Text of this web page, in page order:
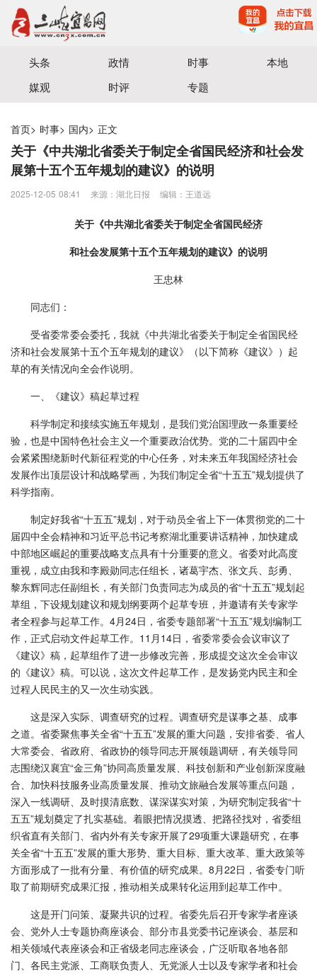
宜昌三峡融媒体中心主办
头条 政情 时事
本地
媒观
时评 专题
首页> 时事> 国内> 正文
关于《中共湖北省委关于制定全省国民经济和社会发
展第十五个五年规划的建议》的说明
2025-12-05 08:41 来源：湖北日报 编辑：王道远
关于《中共湖北省委关于制定全省国民经济
和社会发展第十五个五年规划的建议》的说明
王忠林
同志们：
受省委常委会委托，我就《中共湖北省委关于制定全省国民经
济和社会发展第十五个五年规划的建议》（以下简称《建议》）起
草的有关情况向全会作说明。
一、《建议》稿起草过程
科学制定和接续实施五年规划，是我们党治国理政一条重要经
验，也是中国特色社会主义一个重要政治优势。党的二十届四中全
会紧紧围绕新时代新征程党的中心任务，对未来五年我国经济社会
发展作出顶层设计和战略擘画，为我们制定全省“十五五”规划提供了
科学指南。
制定好我省“十五五”规划，对于动员全省上下一体贯彻党的二十
届四中全会精神和习近平总书记考察湖北重要讲话精神，加快建成
中部地区崛起的重要战略支点具有十分重要的意义。省委对此高度
重视，成立由我和李殿勋同志任组长，诸葛宇杰、张文兵、彭勇、
黎东辉同志任副组长，有关部门负责同志为成员的省“十五五”规划起
草组，下设规划建议和规划纲要两个起草专班，并邀请有关专家学
者全程参与起草工作。4月24日，省委专题部署“十五五”规划编制工
作，正式启动文件起草工作。11月14日，省委常委会会议审议了
《建议》稿，起草组作了进一步修改完善，形成提交这次全会审议
的《建议》稿。可以说，这次文件起草工作，是发扬党内民主和全
过程人民民主的又一次生动实践。
这是深入实际、调查研究的过程。调查研究是谋事之基、成事
之道。省委聚焦事关全省“十五五”发展的重大问题，安排省委、省人
大常委会、省政府、省政协的领导同志开展领题调研，有关领导同
志围绕汉襄宜“金三角”协同高质量发展、科技创新和产业创新深度融
合、加快科技服务业高质量发展、推动文旅融合发展等重点问题，
深入一线调研、及时摸清底数、谋深谋实对策，为研究制定我省“十
五五”规划奠定了扎实基础。着眼把情况摸透、把路径找对，省委组
织省直有关部门、省内外有关专家开展了29项重大课题研究，在事
关全省“十五五”发展的重大形势、重大目标、重大改革、重大政策等
方面形成了一批有分量、有价值的研究成果。8月22日，省委专门听
取了前期研究成果汇报，推动相关成果转化运用到起草工作中。
这是开门问策、凝聚共识的过程。省委先后召开专家学者座谈
会、党外人士专题协商座谈会、部分市县党委书记座谈会、基层和
相关领域代表座谈会和正省级老同志座谈会，广泛听取各地各部
门、各民主党派、工商联负责人、无党派人士以及专家学者和社会